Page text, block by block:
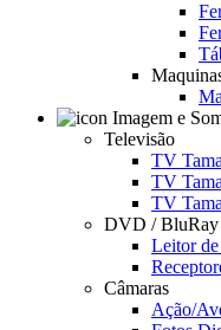
Televisão
TV
TV
TV
DVD /
Leitor
Câmaras
Ação/